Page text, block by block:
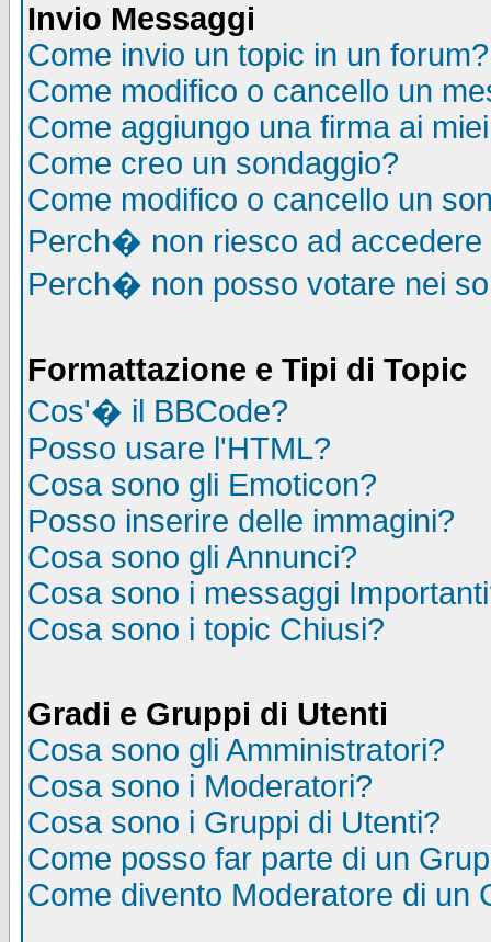
Invio Messaggi
Come invio un topic in un forum?
Come modifico o cancello un
Come aggiungo una firma ai
Come creo un sondaggio?
Come modifico o cancello un
Perch� non riesco ad accedere
Perch� non posso votare nei
Formattazione e Tipi di Topic
Cos'� il BBCode?
Posso usare l'HTML?
Cosa sono gli Emoticon?
Posso inserire delle immagini?
Cosa sono gli Annunci?
Cosa sono i messaggi
Cosa sono i topic Chiusi?
Gradi e Gruppi di Utenti
Cosa sono gli Amministratori?
Cosa sono i Moderatori?
Cosa sono i Gruppi di Utenti?
Come posso far parte di un
Come divento Moderatore di un